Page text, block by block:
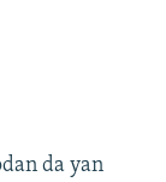
da yan